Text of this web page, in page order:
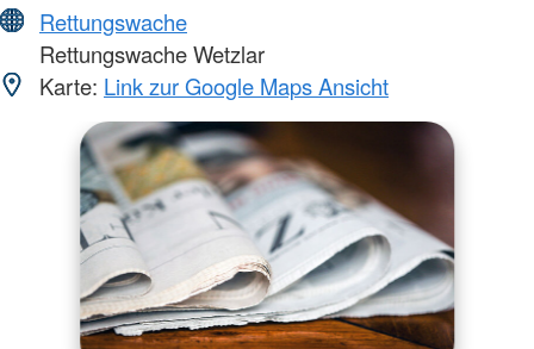
Rettungswache
Rettungswache Wetzlar
Karte: Link zur Google Maps Ansicht